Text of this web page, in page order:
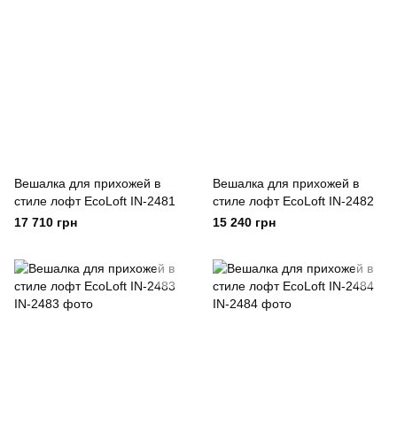
Вешалка для прихожей в
стиле лофт EcoLoft IN-2481
17 710 грн
Вешалка для прихожей в
стиле лофт EcoLoft IN-2482
15 240 грн